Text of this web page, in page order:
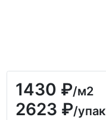
1430 ₽/м2
2623 ₽/упак